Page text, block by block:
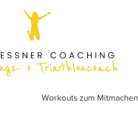
Workouts zum Mitmachen